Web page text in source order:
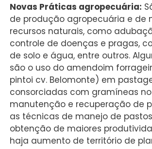
Novas Práticas agropecuária:
de produção agropecuária e de
recursos naturais, como
controle de doenças e pragas,
de solo e água, entre outros.
são o uso do amendoim
pintoi cv. Belomonte) em
consorciadas com gramíneas
manutenção e recuperação de
as técnicas de manejo de
obtenção de maiores
haja aumento de território de